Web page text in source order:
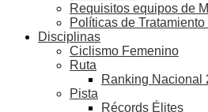
Requisitos equipos de
Políticas de
Disciplinas
Ciclismo Femenino
Ruta
Ranking Nacional
Pista
Récords Élites